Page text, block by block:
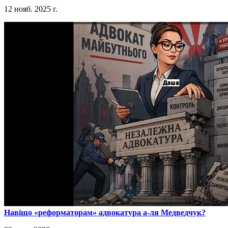
12 нояб. 2025 г.
​Навіщо «реформаторам» адвокатура а-ля Медведчук?